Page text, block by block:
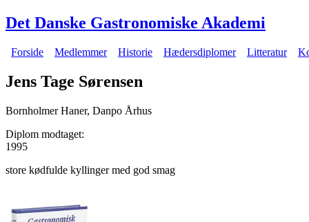
Gå til hovedindhold
Det Danske Gastronomiske Akademi
Forside Medlemmer Historie Hædersdiplomer Litteratur
Jens Tage Sørensen
Bornholmer Haner, Danpo Århus
Diplom modtaget:
1995
store kødfulde kyllinger med god smag